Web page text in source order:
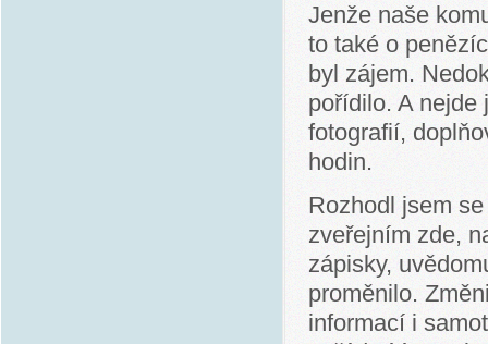
Jenže naše
to také o
byl zájem.
pořídilo. A nejde
fotografií,
hodin.
Rozhodl jsem
zveřejním zde,
zápisky,
proměnilo.
informací i